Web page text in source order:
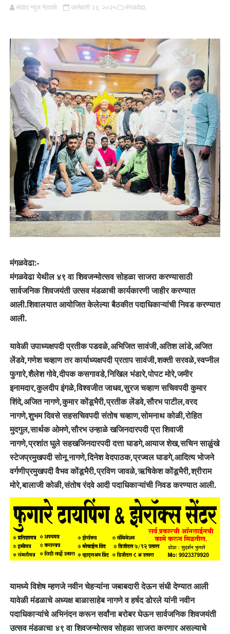
संवाद न्यूज नेटवर्क. जानेवारी २३, २०२५ मंगळवेढा,
मंगळवेढा:-
मंगळवेढा येथील ४९ वा शिवजन्मोत्सव सोहळा साजरा करण्यासाठी
सार्वजनिक शिवजयंती उत्सव मंडळाची कार्यकारणी जाहीर करण्यात
आली.शिवालयात आयोजित केलेल्या बैठकीत पदाधिकाऱ्यांची निवड करण्यात
आली.
यावेळी उपाध्यक्षपदी प्रतीक पडवळे,अभिजित सावंजी,अतिश लांडे,अजित
लेंडवे,गणेश चव्हाण तर कार्याध्यक्षपदी प्रताप सावंजी,शक्ती सरवळे,स्वप्नील
फुगारे,शैलेश गोवे,दीपक कसगावडे,निखिल भंडारे,पोपट मोरे,जमीर
इनामदार,कुलदीप इंगळे,विश्वजीत जाधव,सुरज चव्हाण सचिवपदी कुमार
शिंदे,अजित नागणे,कुमार कोंडूभैरी,प्रतीक लेंडवे,सौरभ पाटील,वरद
नागणे,शुभम दिवसे सहसचिवपदी संतोष चव्हाण,सोमनाथ कोळी,रोहित
मुदगुल,सार्थक ओमणे,सौरभ उन्हाळे खजिनदारपदी प्रा शिवाजी
नागणे,प्रशांत घुले सहखजिनदारपदी दत्ता घाडगे,आयाज शेख,सचिन साळुंखे
स्टेजप्रमुखपदी सोनू नागणे,दिनेश वेदपाठक,प्रज्वल घाडगे,आदित्य भोजने
वर्गणीप्रमुखपदी वैभव कोंडूभैरी,प्रविण जावळे,ऋषिकेश कोंडूभैरी,श्रीराम
मोरे,बालाजी कोळी,संतोष रंदवे आदी पदाधिकाऱ्यांची निवड करण्यात आली.
यामध्ये विशेष म्हणजे नवीन चेहऱ्यांना जबाबदारी देऊन संधी देण्यात आली
यावेळी मंडळाचे अध्यक्ष बाळासाहेब नागणे व हर्षद डोरले यांनी नवीन
पदाधिकाऱ्यांचे अभिनंदन करून सर्वांना बरोबर घेऊन सार्वजनिक शिवजयंती
उत्सव मंडळाचा ४९ वा शिवजन्मोत्सव सोहळा साजरा करणार असल्याचे